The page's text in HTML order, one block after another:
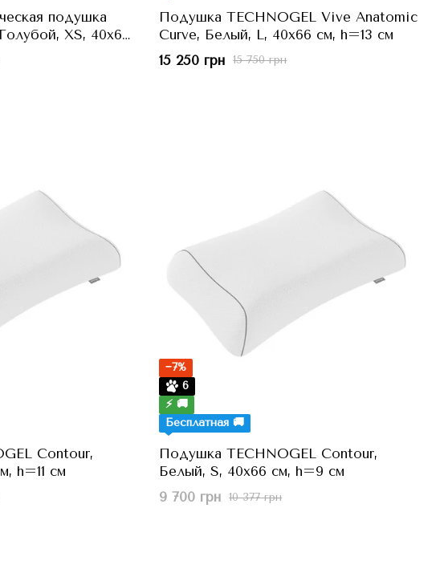
подушка
XS, 40x66
Подушка TECHNOGEL Vive Anatomic
Curve, Белый, L, 40x66 см, h=13 см
15 750 грн
15 250 грн
Contour,
h=11 см
−7%
6
⚡ 🚚
Бесплатная 🚚
Подушка TECHNOGEL Contour,
Белый, S, 40x66 см, h=9 см
10 377 грн
9 700 грн